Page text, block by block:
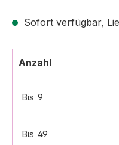
Sofort verfügbar,
Anzahl
Bis 9
Bis 49